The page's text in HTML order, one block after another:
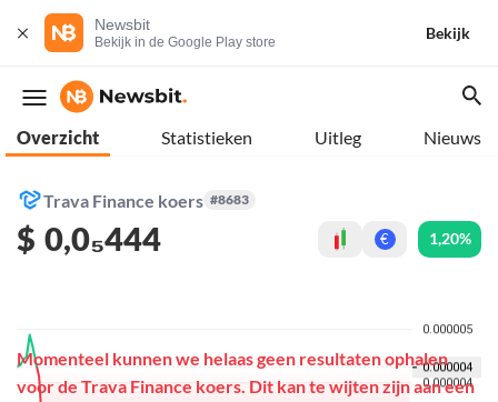
Newsbit
Bekijk in de Google Play store
Bekijk
Overzicht Statistieken Uitleg Nieuws
Trava Finance koers #8683
$ 0,0₅444 € 1,20%
Momenteel kunnen we helaas geen resultaten ophalen
voor de Trava Finance koers. Dit kan te wijten zijn aan een